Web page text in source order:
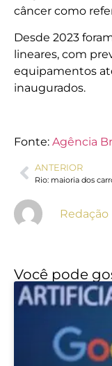
câncer como
Desde 2023
lineares, com
equipamentos
inaugurados.
Fonte: Agência
ANTERIOR
Redação
Você pode